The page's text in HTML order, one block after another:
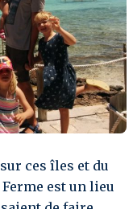
ces îles et du
est un lieu